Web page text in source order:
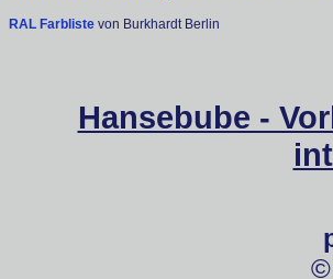
RAL Farbliste von Burkhardt Berlin
Hansebube -
©